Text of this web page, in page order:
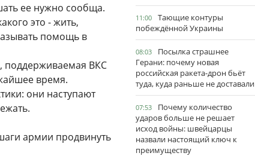
ее нужно сообща.
это - жить,
помощь в
поддерживаемая ВКС
время.
они наступают
армии продвинуть
11:00
Тающие контуры
побеждённой Украины
08:03
Посылка страшнее
Герани: почему новая
российская ракета-дрон бьёт
туда, куда раньше не доставали
07:53
Почему количество
ударов больше не решает
исход войны: швейцарцы
назвали настоящий ключ к
преимуществу